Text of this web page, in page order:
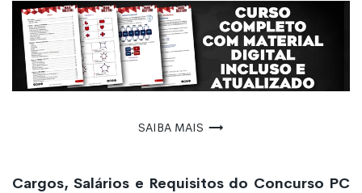
Saiba mais
Cargos, Salários e Requisitos do Concurso PC